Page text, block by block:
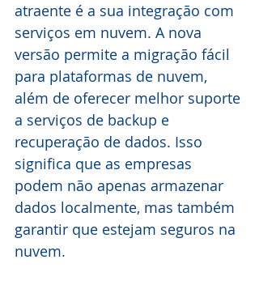
atraente é a sua integração com
serviços em nuvem. A nova
versão permite a migração fácil
para plataformas de nuvem,
além de oferecer melhor suporte
a serviços de backup e
recuperação de dados. Isso
significa que as empresas
podem não apenas armazenar
dados localmente, mas também
garantir que estejam seguros na
nuvem.